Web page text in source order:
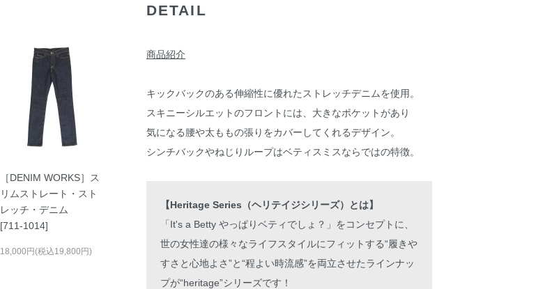
DETAIL
商品紹介
キックバックのある伸縮性に優れたストレッチデニムを使用。
スキニーシルエットのフロントには、大きなポケットがあり
気になる腰や太ももの張りをカバーしてくれるデザイン。
シンチバックやねじりループはベティスミスならではの特徴。
【Heritage Series（ヘリテイジシリーズ）とは】
「It's a Betty やっぱりベティでしょ？」をコンセプトに、
世の女性達の様々なライフスタイルにフィットする“履きや
すさと心地よさ”と“程よい時流感”を両立させたラインナッ
プが“heritage”シリーズです！
［DENIM WORKS］ス
リムストレート・スト
レッチ・デニム
[711-1014]
18,000円(税込19,800円)